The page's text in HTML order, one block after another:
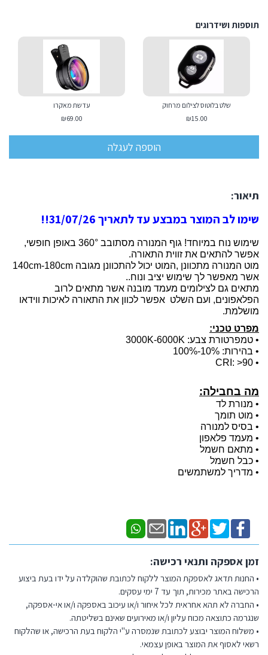
תוספות ושידרוגים
שלט בלוטוס לצילום מרחוק
₪15.00
עדשת מאקרו
₪69.00
תיאור:
שימו לב המוצר במבצע עד לתאריך 31/07/26!!
שימוש נוח במיוחד! גוף המנורה מסתובב 360° באופן חופשי,
אפשר להתאים את זווית התאורה.
מוט המנורה מתכוונן ,המוט יכול להתכוונן מגובה 140cm-180cm
אשר מאפשר לך שימוש יציב ונוח..
מתאים גם לצילומים מעמד מובנה אשר מתאים לרוב
הפלאפונים, ועם השלט אפשר לכוון את התאורה לאיכות ווידאו
מושלמת.
מפרט טכני:
• טמפרטורת צבע: 3000K-6000K
• בהירות: 10%-100%
•
CRI: >90
מה בחבילה:
• מנורת לד
• מוט תומך
• בסיס למנורה
• מעמד פלאפון
• מתאם חשמל
• כבל חשמל
• מדריך למשתמשים
זמן אספקה ותנאי רכישה:
• החנות תדאג לאספקת המוצר ללקוח לכתובת שהוקלדה על ידו בעת ביצוע
הרכישה באתר מכירות, תוך עד 7 ימי עסקים.
• החברה לא תהא אחראית לכל איחור ו/או עיכוב באספקה ו/או אי-אספקה,
שנגרמה כתוצאה מכוח עליון ו/או מאירועים שאינם בשליטתה.
• משלוח המוצר יבוצע לכתובת שנמסרה ע"י הלקוח בעת הרכישה, או שהלקוח
רשאי לאסוף את המוצר באופן עצמאי.